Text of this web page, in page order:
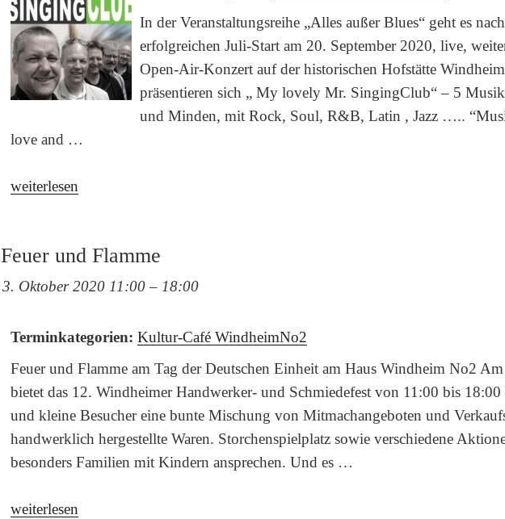
In der Veranstaltungsreihe „Alles außer Blues“ geht es
erfolgreichen Juli-Start am 20. September 2020, live,
Open-Air-Konzert auf der historischen Hofstätte
präsentieren sich „ My lovely Mr. SingingClub“ – 5
und Minden, mit Rock, Soul, R&B, Latin , Jazz …..
love and …
„3.
Konzert:
My
SingingClub“
weiterlesen
Feuer und Flamme
3. Oktober 2020 11:00– 18:00
Terminkategorien: Kultur-Café WindheimNo2
Feuer und Flamme am Tag der Deutschen Einheit am Haus Windheim No2
bietet das 12. Windheimer Handwerker- und Schmiedefest von 11:00 bis
und kleine Besucher eine bunte Mischung von Mitmachangeboten und
handwerklich hergestellte Waren. Storchenspielplatz sowie verschiedene
besonders Familien mit Kindern ansprechen. Und es …
„Feuer
weiterlesen